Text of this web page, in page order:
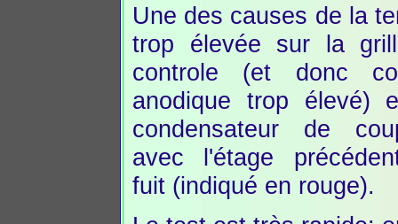
Une des causes de la
trop élevée sur la
controle (et donc
anodique trop élevé)
condensateur de
avec l'étage
fuit (indiqué en rouge).